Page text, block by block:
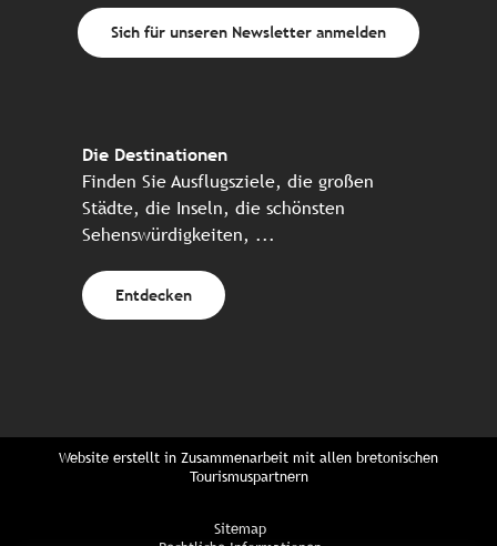
Sich für unseren Newsletter anmelden
Die Destinationen
Finden Sie Ausflugsziele, die großen
Städte, die Inseln, die schönsten
Sehenswürdigkeiten, ...
Entdecken
Website erstellt in Zusammenarbeit mit allen bretonischen
Tourismuspartnern
Sitemap